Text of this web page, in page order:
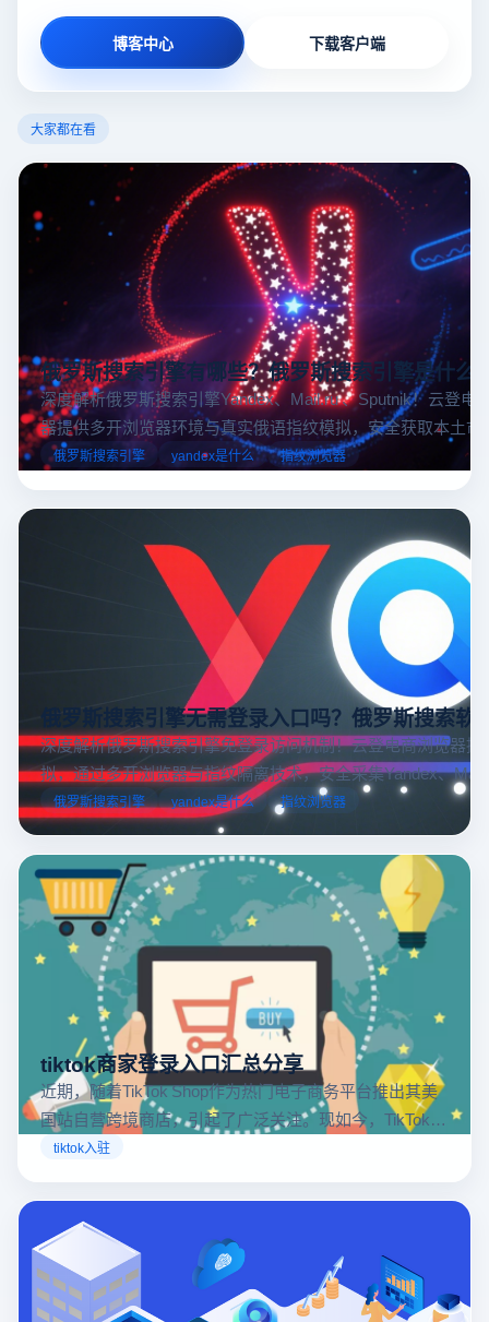
博客中心 下载客户端
大家都在看
俄罗斯搜索引擎有哪些？俄罗斯搜索引擎是什么
深度解析俄罗斯搜索引擎Yandex、Mail.ru 、Sputnik！云登电
器提供多开浏览器环境与真实俄语指纹模拟，安全获取本土市
据，助力跨境电商精准决策。
俄罗斯搜索引擎 yandex是什么 指纹浏览器
俄罗斯搜索引擎无需登录入口吗？俄罗斯搜索软
深度解析俄罗斯搜索引擎免登录访问机制！云登电商浏览器
拟，通过多开浏览器与指纹隔离技术，安全采集Yandex、
跨境电商本土化运营。
俄罗斯搜索引擎 yandex是什么 指纹浏览器
tiktok商家登录入口汇总分享
近期，随着TikTok Shop作为热门电子商务平台推出其美
国站自营跨境商店，引起了广泛关注。现如今，TikTok商
店已覆盖美国、英国及东南亚地区，因此了解官方网站
tiktok入驻